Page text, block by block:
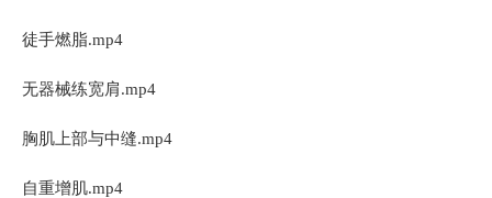
徒手燃脂.mp4
无器械练宽肩.mp4
胸肌上部与中缝.mp4
自重增肌.mp4